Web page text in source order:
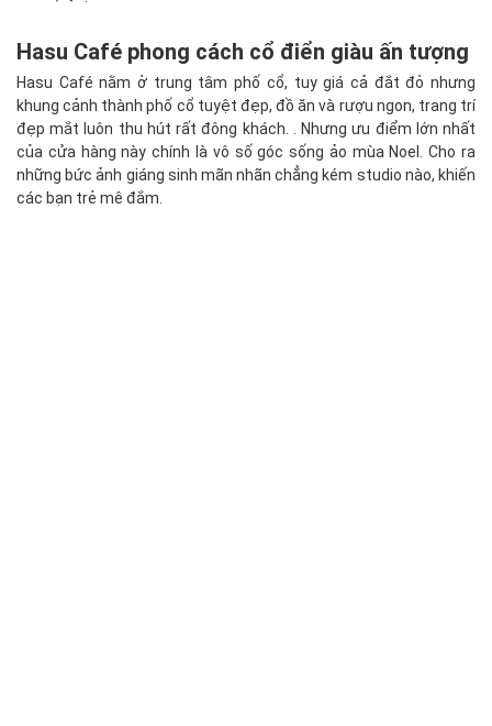
Hasu Café phong cách cổ điển giàu ấn tượng
Hasu Café nằm ở trung tâm phố cổ, tuy giá cả đắt đỏ nhưng
khung cảnh thành phố cổ tuyệt đẹp, đồ ăn và rượu ngon, trang trí
đẹp mắt luôn thu hút rất đông khách. . Nhưng ưu điểm lớn nhất
của cửa hàng này chính là vô số góc sống ảo mùa Noel. Cho ra
những bức ảnh giáng sinh mãn nhãn chẳng kém studio nào, khiến
các bạn trẻ mê đắm.